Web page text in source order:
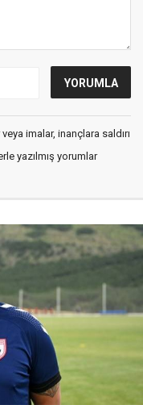
imalar, inançlara saldırı
yazılmış yorumlar